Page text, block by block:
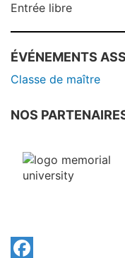
Entrée libre
ÉVÉNEMENTS
Classe de maître
NOS